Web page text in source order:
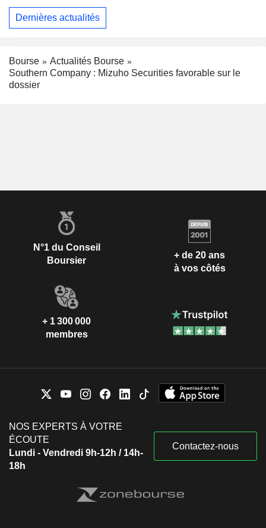
Dernières actualités
Bourse
Actualités Bourse
Southern Company : Mizuho Securities favorable sur le
dossier
N°1 du Conseil
Boursier
+ de 20 ans
à vos côtés
+ 1 300 000
membres
NOS EXPERTS À VOTRE
ÉCOUTE
Lundi - Vendredi 9h-12h / 14h-
18h
Contactez-nous